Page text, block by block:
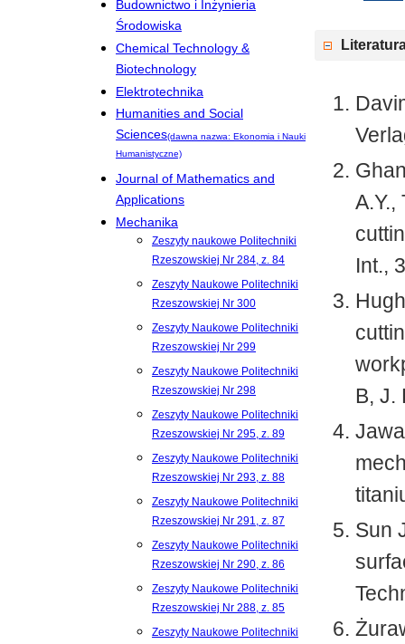
Budownictwo i Inżynieria
Środowiska
Chemical Technology &
Biotechnology
Elektrotechnika
Humanities and Social
Sciences(dawna nazwa: Ekonomia i Nauki
Humanistyczne)
Journal of Mathematics and
Applications
Mechanika
Zeszyty naukowe Politechniki
Rzeszowskiej Nr 284, z. 84
Zeszyty Naukowe Politechniki
Rzeszowskiej Nr 300
Zeszyty Naukowe Politechniki
Rzeszowskiej Nr 299
Zeszyty Naukowe Politechniki
Rzeszowskiej Nr 298
Zeszyty Naukowe Politechniki
Rzeszowskiej Nr 295, z. 89
Zeszyty Naukowe Politechniki
Rzeszowskiej Nr 293, z. 88
Zeszyty Naukowe Politechniki
Rzeszowskiej Nr 291, z. 87
Zeszyty Naukowe Politechniki
Rzeszowskiej Nr 290, z. 86
Zeszyty Naukowe Politechniki
Rzeszowskiej Nr 288, z. 85
Zeszyty Naukowe Politechniki
A.Y.,
Int.,
B, J.
Sun